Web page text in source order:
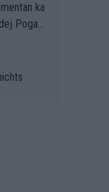
O
All-In ge
ka
Pogaca